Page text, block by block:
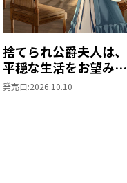
捨てられ公爵夫人は、
平穏な生活をお望みの
ようです5
発売日:2026.10.10